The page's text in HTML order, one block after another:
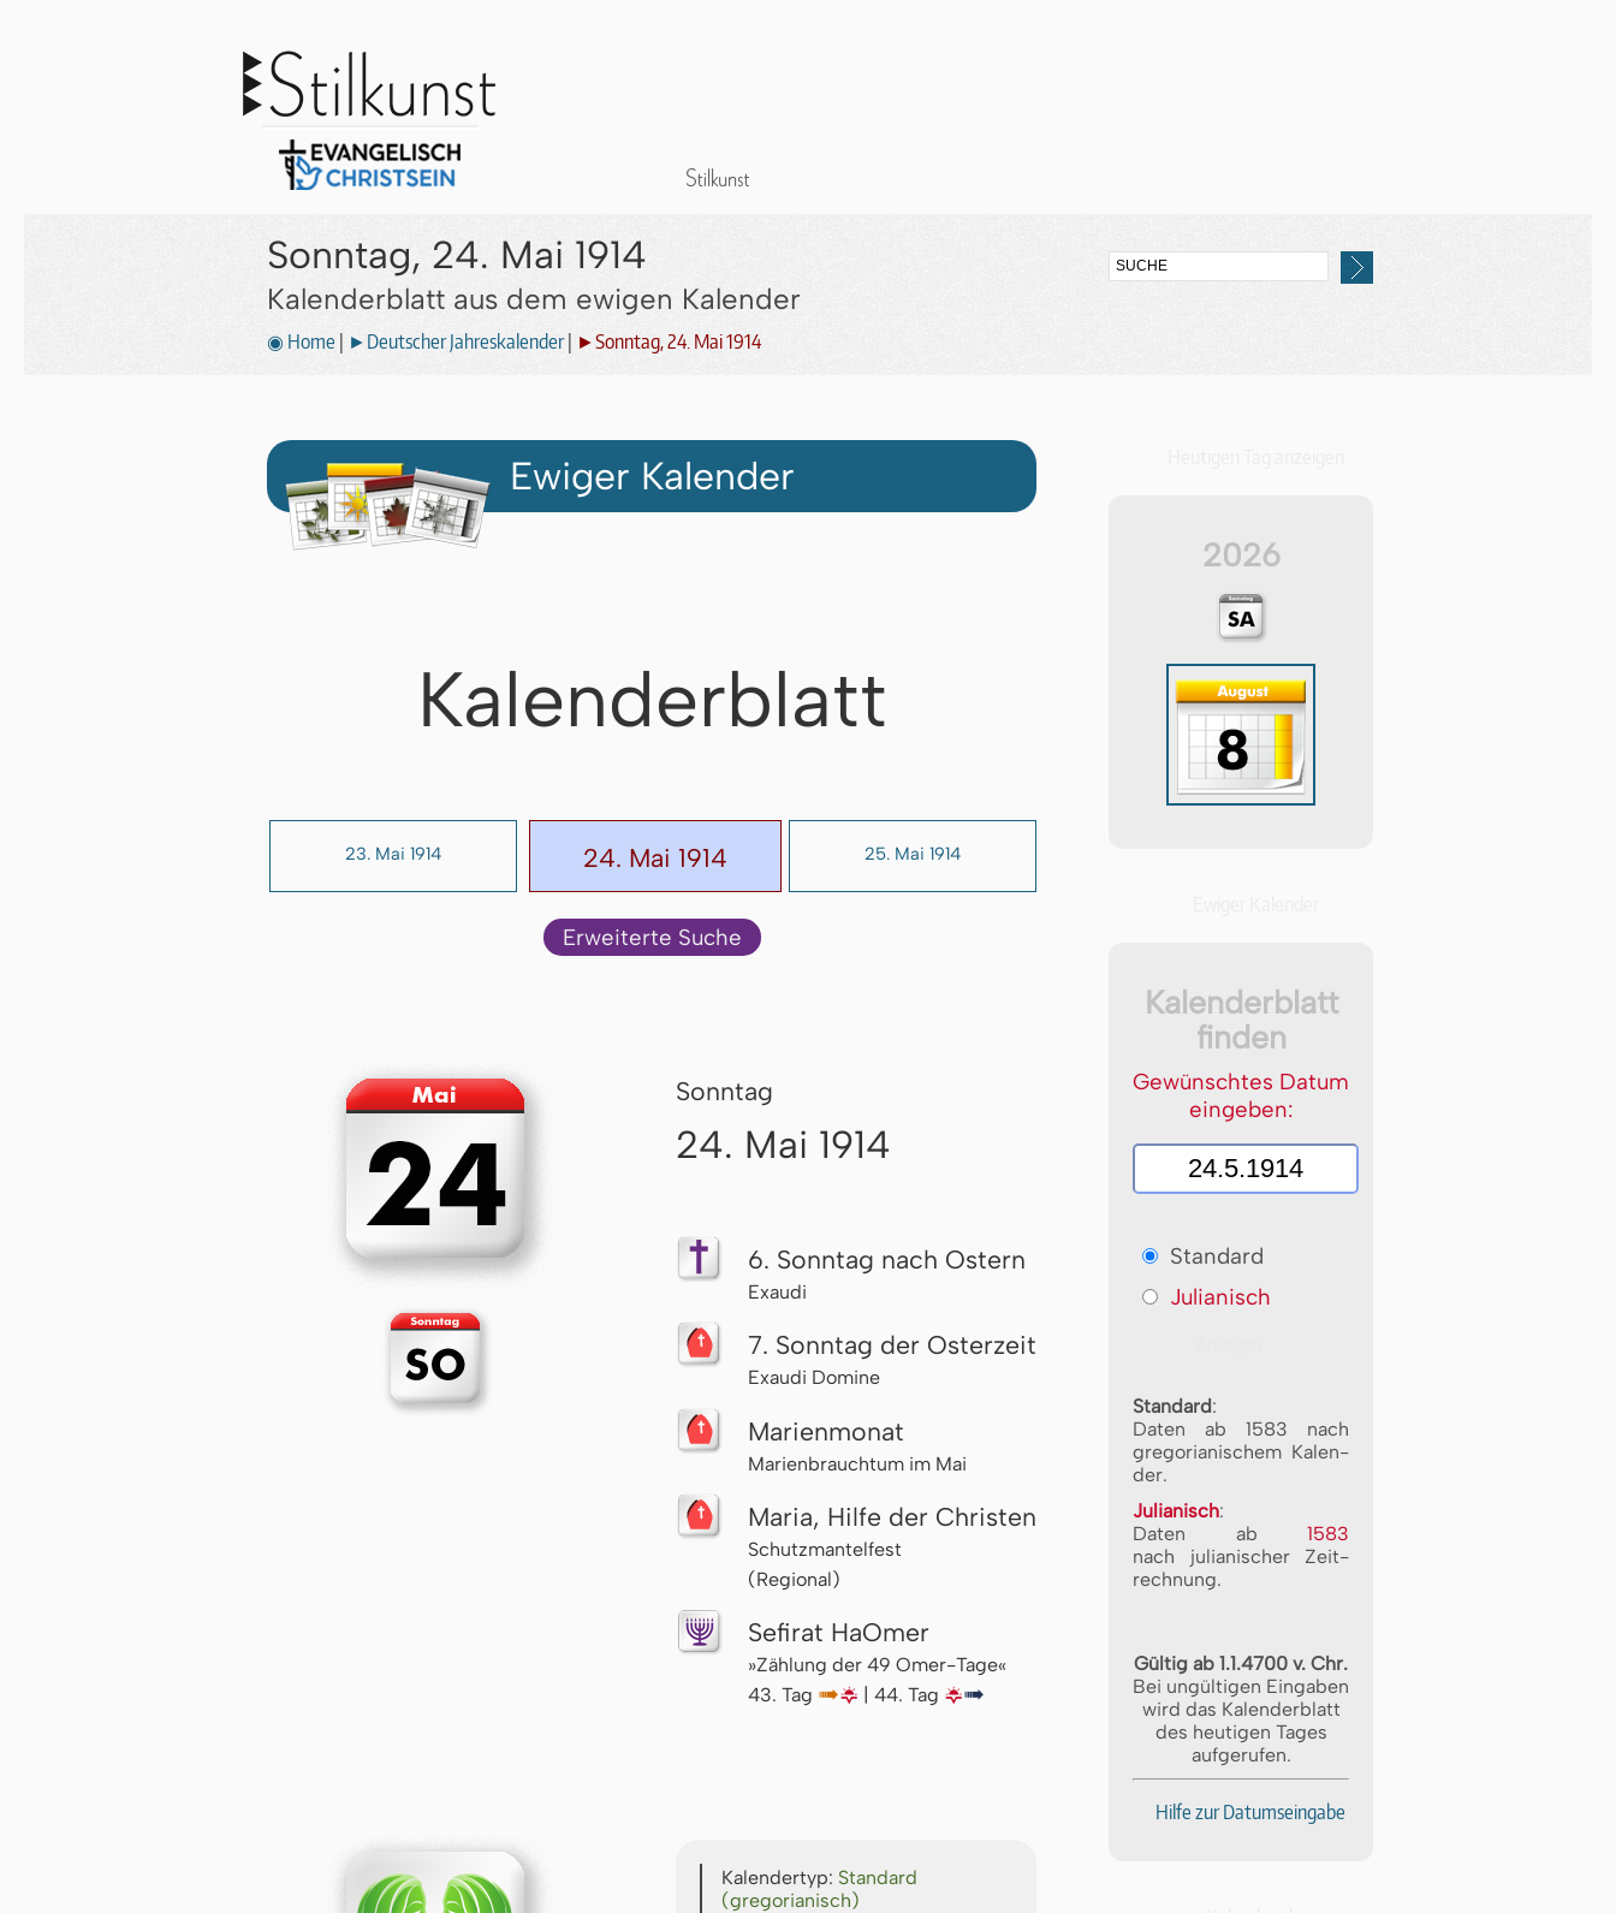
Sonntag, 24. Mai 1914
Kalenderblatt aus dem ewigen Kalender
◉ Home ►Deutscher Jahreskalender| ►Sonntag, 24. Mai 1914
Ewiger Kalender
Kalenderblatt
23. Mai 1914 24. Mai 1914 25. Mai 1914
Erweiterte Suche
Sonntag
24. Mai 1914
6. Sonntag nach Ostern
Exaudi
7. Sonntag der Osterzeit
Exaudi Domine
Marienmonat
Marienbrauchtum im Mai
Maria, Hilfe der Christen
Schutzmantelfest
(Regional)
Sefirat HaOmer
»Zählung der 49 Omer-Tage«
43. Tag ↦🌇 | 44. Tag 🌇↦
Kalendertyp: Standard
(gregorianisch)
2026
Kalenderblatt
finden
Gewünschtes Datum
eingeben:
Standard
Julianisch
Standard:
Daten ab 1583 nach
gre­go­ri­a­ni­schem Ka­len­
der.
Julianisch:
Daten ab 1583
nach ju­li­a­ni­scher Zeit­
rech­nung.
Gültig ab 1.1.4700 v. Chr.
Bei ungültigen Eingaben
wird das Kalenderblatt
des heutigen Tages
aufgerufen.
Hilfe zur Datumseingabe